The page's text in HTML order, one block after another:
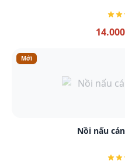
Mới
Nồi nấu